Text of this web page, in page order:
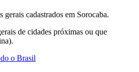
gerais cadastrados em Sorocaba.
de cidades próximas ou que
o Brasil